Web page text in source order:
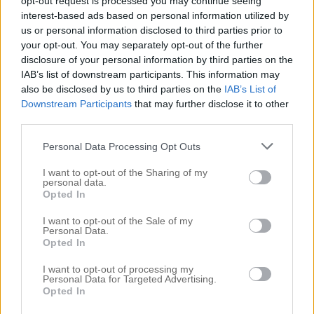
interest-based ads based on personal information utilized by
us or personal information disclosed to third parties prior to
your opt-out. You may separately opt-out of the further
disclosure of your personal information by third parties on the
IAB’s list of downstream participants. This information may
also be disclosed by us to third parties on the IAB’s List of
Downstream Participants that may further disclose it to other
Personal Data Processing Opt Outs
I want to opt-out of the Sharing of my
personal data.
Opted In
I want to opt-out of the Sale of my
Personal Data.
Opted In
I want to opt-out of processing my
Personal Data for Targeted Advertising.
Opted In
6. Hur ofta köper du nytt smink?
– Vågar jag ens svara på den frågan? Dels får jag
chansen att testa nytt smink varje vecka i och med
mitt jobb. Men annars köper jag alltid någonting nytt
varje vecka. Jag kan gå in på hemsidor och endast
trycka på”Nyheter” och scrolla i timmar.
7. Om du endast fick köpa smink från ett enda